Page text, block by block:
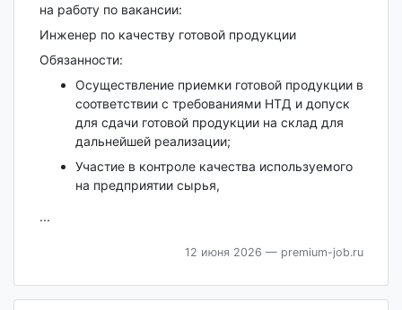
на работу по вакансии:
Инженер по качеству готовой продукции
Обязанности:
Осуществление приемки готовой продукции в
соответствии с требованиями НТД и допуск
для сдачи готовой продукции на склад для
дальнейшей реализации;
Участие в контроле качества используемого
на предприятии сырья,
...
12 июня 2026 — premium-job.ru